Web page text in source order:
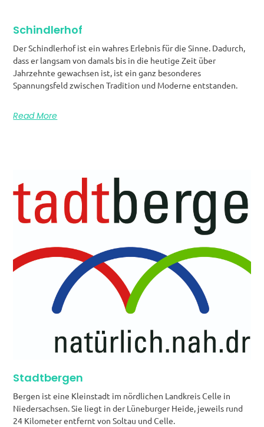
Schindlerhof
Der Schindlerhof ist ein wahres Erlebnis für die Sinne. Dadurch,
dass er langsam von damals bis in die heutige Zeit über
Jahrzehnte gewachsen ist, ist ein ganz besonderes
Spannungsfeld zwischen Tradition und Moderne entstanden.
Read More
Stadtbergen
Bergen ist eine Kleinstadt im nördlichen Landkreis Celle in
Niedersachsen. Sie liegt in der Lüneburger Heide, jeweils rund
24 Kilometer entfernt von Soltau und Celle.